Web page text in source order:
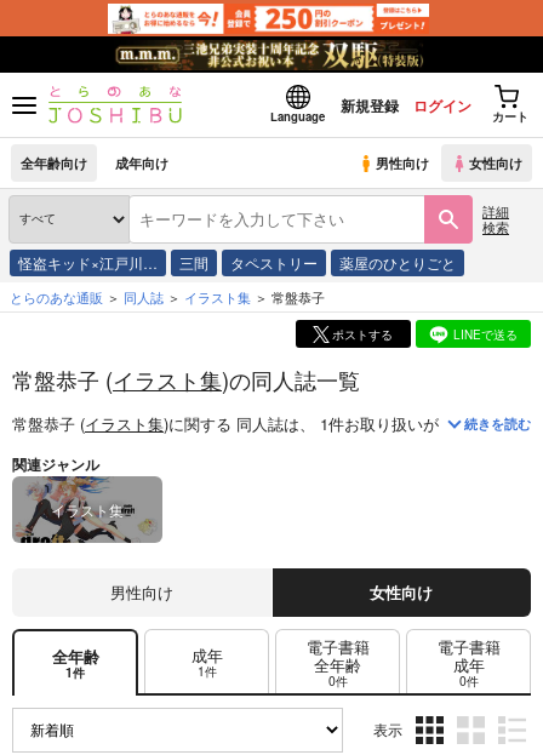
Language
新規登録 ログイン
カート
全年齢向け 成年向け 男性向け 女性向け
詳細
検索
怪盗キッド×江戸川… 三間 タペストリー 薬屋のひとりごと
とらのあな通販 同人誌 イラスト集 常盤恭子
ポストする LINEで送る
常盤恭子 (イラスト集)の同人誌一覧
常盤恭子 (イラスト集)に関する 同人誌は、 1件お取り扱いがございます。
続きを読む
関連ジャンル
イラスト集
男性向け 女性向け
全年齢
1件
成年
1件
電子書籍
全年齢
0件
電子書籍
成年
0件
表示